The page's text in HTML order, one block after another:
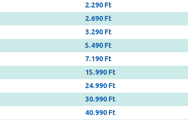
2.290 Ft
2.690 Ft
3.290 Ft
5.490 Ft
7.190 Ft
15.990 Ft
24.990 Ft
30.990 Ft
40.990 Ft